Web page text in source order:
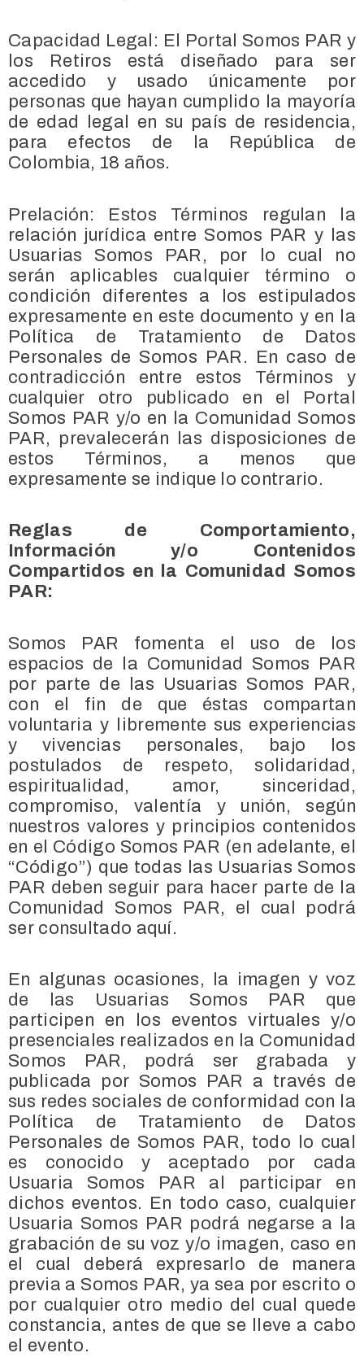
Capacidad Legal: El Portal Somos PAR y
los Retiros está diseñado para ser
accedido y usado únicamente por
personas que hayan cumplido la mayoría
de edad legal en su país de residencia,
para efectos de la República de
Colombia, 18 años.
Prelación: Estos Términos regulan la
relación jurídica entre Somos PAR y las
Usuarias Somos PAR, por lo cual no
serán aplicables cualquier término o
condición diferentes a los estipulados
expresamente en este documento y en la
Política de Tratamiento de Datos
Personales de Somos PAR. En caso de
contradicción entre estos Términos y
cualquier otro publicado en el Portal
Somos PAR y/o en la Comunidad Somos
PAR, prevalecerán las disposiciones de
estos Términos, a menos que
expresamente se indique lo contrario.
Reglas de Comportamiento,
Información y/o Contenidos
Compartidos en la Comunidad Somos
PAR:
Somos PAR fomenta el uso de los
espacios de la Comunidad Somos PAR
por parte de las Usuarias Somos PAR,
con el fin de que éstas compartan
voluntaria y libremente sus experiencias
y vivencias personales, bajo los
postulados de respeto, solidaridad,
espiritualidad, amor, sinceridad,
compromiso, valentía y unión, según
nuestros valores y principios contenidos
en el Código Somos PAR (en adelante, el
“Código”) que todas las Usuarias Somos
PAR deben seguir para hacer parte de la
Comunidad Somos PAR, el cual podrá
ser consultado aquí.
En algunas ocasiones, la imagen y voz
de las Usuarias Somos PAR que
participen en los eventos virtuales y/o
presenciales realizados en la Comunidad
Somos PAR, podrá ser grabada y
publicada por Somos PAR a través de
sus redes sociales de conformidad con la
Política de Tratamiento de Datos
Personales de Somos PAR, todo lo cual
es conocido y aceptado por cada
Usuaria Somos PAR al participar en
dichos eventos. En todo caso, cualquier
Usuaria Somos PAR podrá negarse a la
grabación de su voz y/o imagen, caso en
el cual deberá expresarlo de manera
previa a Somos PAR, ya sea por escrito o
por cualquier otro medio del cual quede
constancia, antes de que se lleve a cabo
el evento.